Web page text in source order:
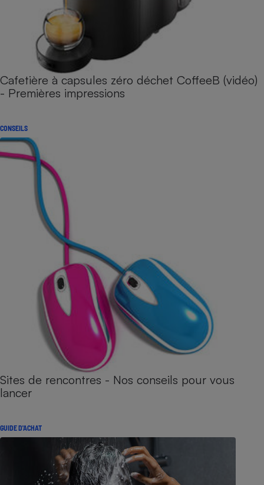
Cafetière à capsules zéro déchet CoffeeB (vidéo)
- Premières impressions
CONSEILS
Sites de rencontres - Nos conseils pour vous
lancer
GUIDE D'ACHAT